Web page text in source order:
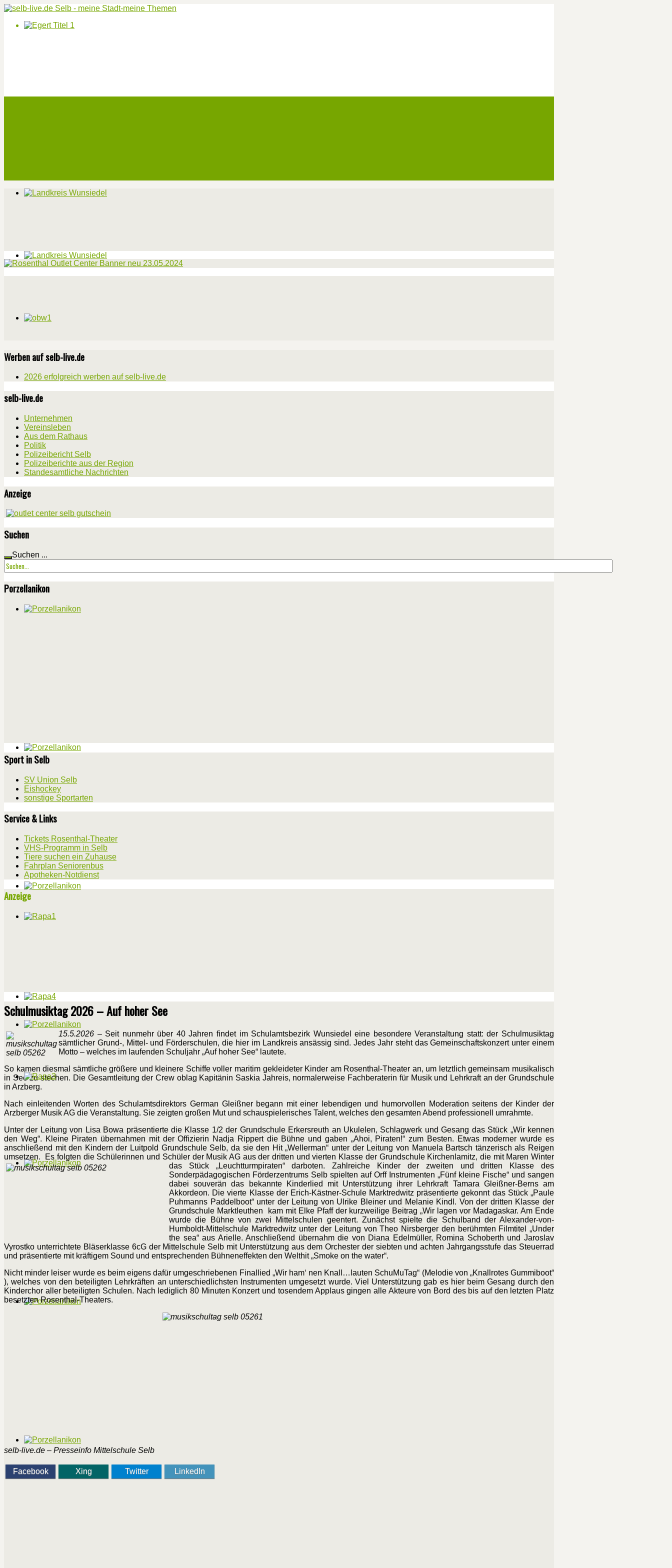
Werben auf selb-live.de
2026 erfolgreich werben auf selb-live.de
selb-live.de
Unternehmen
Vereinsleben
Aus dem Rathaus
Politik
Polizeibericht Selb
Polizeiberichte aus der Region
Standesamtliche Nachrichten
Anzeige
Suchen
Suchen ...
Porzellanikon
Sport in Selb
SV Union Selb
Eishockey
sonstige Sportarten
Service & Links
Tickets Rosenthal-Theater
VHS-Programm in Selb
Tiere suchen ein Zuhause
Fahrplan Seniorenbus
Apotheken-Notdienst
Anzeige
Schulmusiktag 2026 – Auf hoher See
15.5.2026 – Seit nunmehr über 40 Jahren findet im Schulamtsbezirk Wunsiedel eine besondere Veranstaltung statt: der Schulmusiktag
sämtlicher Grund-, Mittel- und Förderschulen, die hier im Landkreis ansässig sind. Jedes Jahr steht das Gemeinschaftskonzert unter einem
Motto – welches im laufenden Schuljahr „Auf hoher See“ lautete.
So kamen diesmal sämtliche größere und kleinere Schiffe voller maritim gekleideter Kinder am Rosenthal-Theater an, um letztlich gemeinsam musikalisch
in See zu stechen. Die Gesamtleitung der Crew oblag Kapitänin Saskia Jahreis, normalerweise Fachberaterin für Musik und Lehrkraft an der Grundschule
in Arzberg.
Nach einleitenden Worten des Schulamtsdirektors German Gleißner begann mit einer lebendigen und humorvollen Moderation seitens der Kinder der
Arzberger Musik AG die Veranstaltung. Sie zeigten großen Mut und schauspielerisches Talent, welches den gesamten Abend professionell umrahmte.
Unter der Leitung von Lisa Bowa präsentierte die Klasse 1/2 der Grundschule Erkersreuth an Ukulelen, Schlagwerk und Gesang das Stück „Wir kennen
den Weg“. Kleine Piraten übernahmen mit der Offizierin Nadja Rippert die Bühne und gaben „Ahoi, Piraten!“ zum Besten. Etwas moderner wurde es
anschließend mit den Kindern der Luitpold Grundschule Selb, da sie den Hit „Wellerman“ unter der Leitung von Manuela Bartsch tänzerisch als Reigen
umsetzen. Es folgten die Schülerinnen und Schüler der Musik AG aus der dritten und vierten Klasse der Grundschule Kirchenlamitz, die mit Maren Winter
das Stück „Leuchtturmpiraten“ darboten. Zahlreiche Kinder der zweiten und dritten Klasse des
Sonderpädagogischen Förderzentrums Selb spielten auf Orff Instrumenten „Fünf kleine Fische“ und sangen
dabei souverän das bekannte Kinderlied mit Unterstützung ihrer Lehrkraft Tamara Gleißner-Berns am
Akkordeon. Die vierte Klasse der Erich-Kästner-Schule Marktredwitz präsentierte gekonnt das Stück „Paule
Puhmanns Paddelboot“ unter der Leitung von Ulrike Bleiner und Melanie Kindl. Von der dritten Klasse der
Grundschule Marktleuthen kam mit Elke Pfaff der kurzweilige Beitrag „Wir lagen vor Madagaskar. Am Ende
wurde die Bühne von zwei Mittelschulen geentert. Zunächst spielte die Schulband der Alexander-von-
Humboldt-Mittelschule Marktredwitz unter der Leitung von Theo Nirsberger den berühmten Filmtitel „Under
the sea“ aus Arielle. Anschließend übernahm die von Diana Edelmüller, Romina Schoberth und Jaroslav
Vyrostko unterrichtete Bläserklasse 6cG der Mittelschule Selb mit Unterstützung aus dem Orchester der siebten und achten Jahrgangsstufe das Steuerrad
und präsentierte mit kräftigem Sound und entsprechenden Bühneneffekten den Welthit „Smoke on the water“.
Nicht minder leiser wurde es beim eigens dafür umgeschriebenen Finallied „Wir ham‘ nen Knall…lauten SchuMuTag“ (Melodie von „Knallrotes Gummiboot“
), welches von den beteiligten Lehrkräften an unterschiedlichsten Instrumenten umgesetzt wurde. Viel Unterstützung gab es hier beim Gesang durch den
Kinderchor aller beteiligten Schulen. Nach lediglich 80 Minuten Konzert und tosendem Applaus gingen alle Akteure von Bord des bis auf den letzten Platz
besetzten Rosenthal-Theaters.
selb-live.de – Presseinfo Mittelschule Selb
Facebook Xing Twitter LinkedIn